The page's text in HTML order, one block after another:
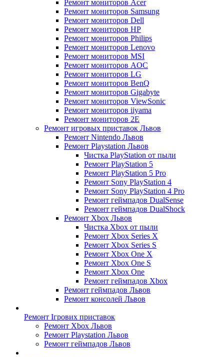
Ремонт мониторов Acer
Ремонт мониторов Samsung
Ремонт мониторов Dell
Ремонт мониторов HP
Ремонт мониторов Philips
Ремонт мониторов Lenovo
Ремонт мониторов MSI
Ремонт мониторов AOC
Ремонт мониторов LG
Ремонт мониторов BenQ
Ремонт мониторов Gigabyte
Ремонт мониторов ViewSonic
Ремонт мониторов iiyama
Ремонт мониторов 2E
Ремонт игровых приставок Львов
Ремонт Nintendo Львов
Ремонт Playstation Львов
Чистка PlayStation от пыли
Ремонт PlayStation 5
Ремонт PlayStation 5 Pro
Ремонт Sony PlayStation 4
Ремонт Sony PlayStation 4 Pro
Ремонт геймпадов DualSense
Ремонт геймпадов DualShock
Ремонт Xbox Львов
Чистка Xbox от пыли
Ремонт Xbox Series X
Ремонт Xbox Series S
Ремонт Xbox One X
Ремонт Xbox One S
Ремонт Xbox One
Ремонт геймпадов Xbox
Ремонт геймпадов Львов
Ремонт консолей Львов
Ремонт Ігрових приставок
Ремонт Xbox Львов
Ремонт Playstation Львов
Ремонт геймпадов Львов